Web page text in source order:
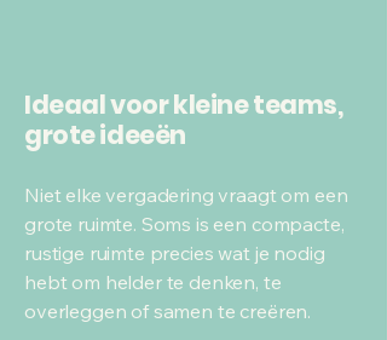
Ideaal voor kleine teams,
grote ideeën
Niet elke vergadering vraagt om een
grote ruimte. Soms is een compacte,
rustige ruimte precies wat je nodig
hebt om helder te denken, te
overleggen of samen te creëren.